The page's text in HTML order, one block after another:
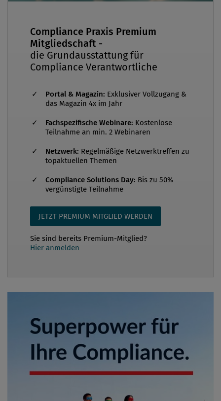
Compliance Praxis Premium
Mitgliedschaft -
die Grundausstattung für
Compliance Verantwortliche
Portal & Magazin: Exklusiver Vollzugang &
das Magazin 4x im Jahr
Fachspezifische Webinare: Kostenlose
Teilnahme an min. 2 Webinaren
Netzwerk: Regelmäßige Netzwerktreffen zu
topaktuellen Themen
Compliance Solutions Day: Bis zu 50%
vergünstigte Teilnahme
JETZT PREMIUM MITGLIED WERDEN
Sie sind bereits Premium-Mitglied?
Hier anmelden